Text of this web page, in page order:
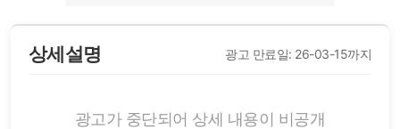
상세설명 광고 만료일: 26-03-15까지
광고가 중단되어 상세 내용이 비공개